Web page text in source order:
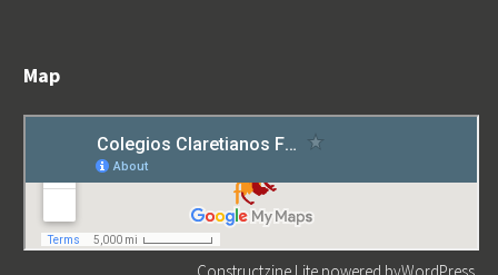
Map
Constructzine Lite powered byWordPress